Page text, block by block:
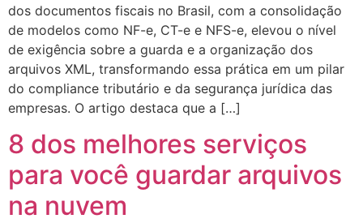
dos documentos fiscais no Brasil, com a consolidação
de modelos como NF-e, CT-e e NFS-e, elevou o nível
de exigência sobre a guarda e a organização dos
arquivos XML, transformando essa prática em um pilar
do compliance tributário e da segurança jurídica das
empresas. O artigo destaca que a […]
8 dos melhores serviços
para você guardar arquivos
na nuvem